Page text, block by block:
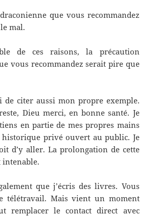
que vous recommandez
mal.
de ces raisons, la précaution
vous recommandez serait pire que
de citer aussi mon propre exemple.
Dieu merci, en bonne santé. Je
en partie de mes propres mains
privé ouvert au public. Je
d’y aller. La prolongation de cette
que j’écris des livres. Vous
télétravail. Mais vient un moment
remplacer le contact direct avec